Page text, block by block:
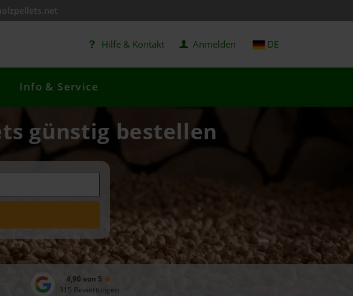
Hilfe & Kontakt Anmelden DE
Info & Service
günstig bestellen
4,90 von 5
315 Bewertungen